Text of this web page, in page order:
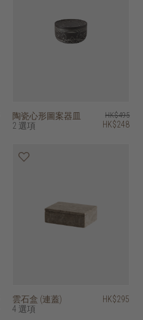
陶瓷心形圖案器皿
2 選項
HK$495
HK$248
雲石盒 (連蓋)
4 選項
HK$295